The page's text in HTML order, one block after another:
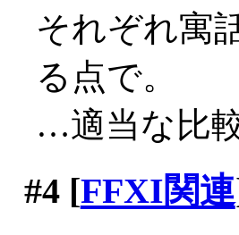
それぞれ寓
る点で。
…適当な比
#4[FFXI関連